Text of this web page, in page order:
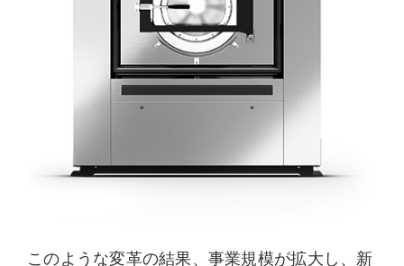
このような変革の結果、事業規模が拡大し、新